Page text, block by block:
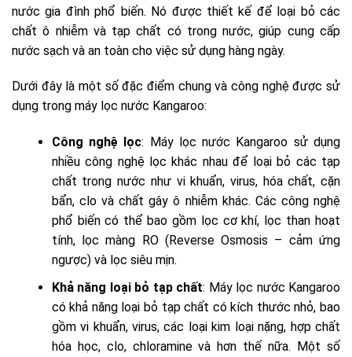
nước gia đình phổ biến. Nó được thiết kế để loại bỏ các
chất ô nhiễm và tạp chất có trong nước, giúp cung cấp
nước sạch và an toàn cho việc sử dụng hàng ngày.
Dưới đây là một số đặc điểm chung và công nghệ được sử
dụng trong máy lọc nước Kangaroo:
Công nghệ lọc: Máy lọc nước Kangaroo sử dụng
nhiều công nghệ lọc khác nhau để loại bỏ các tạp
chất trong nước như vi khuẩn, virus, hóa chất, cặn
bẩn, clo và chất gây ô nhiễm khác. Các công nghệ
phổ biến có thể bao gồm lọc cơ khí, lọc than hoạt
tính, lọc màng RO (Reverse Osmosis – cảm ứng
ngược) và lọc siêu mịn.
Khả năng loại bỏ tạp chất: Máy lọc nước Kangaroo
có khả năng loại bỏ tạp chất có kích thước nhỏ, bao
gồm vi khuẩn, virus, các loại kim loại nặng, hợp chất
hóa học, clo, chloramine và hơn thế nữa. Một số